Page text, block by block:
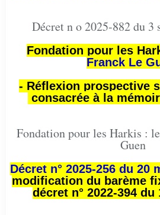
Décret n o 2025-882 du 3
Fondation pour les
Franck Le
- Réflexion prospective
consacrée à la
Fondation pour les Harkis :
Guen
Décret n° 2025-256 du 20
modification du barème
décret n° 2022-394 du